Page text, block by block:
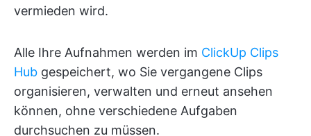
vermieden wird.
Alle Ihre Aufnahmen werden im ClickUp Clips
Hub gespeichert, wo Sie vergangene Clips
organisieren, verwalten und erneut ansehen
können, ohne verschiedene Aufgaben
durchsuchen zu müssen.